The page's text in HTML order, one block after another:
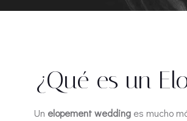
¿Qué es un
Un elopement wedding es mucho